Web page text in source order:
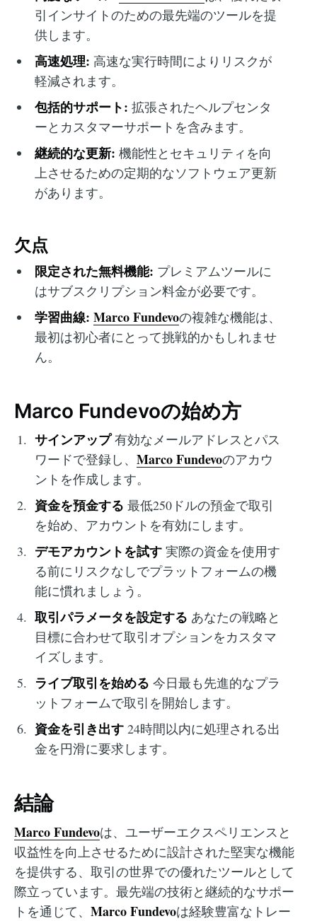
引インサイトのための最先端のツールを提
供します。
高速処理: 高速な実行時間によりリスクが
軽減されます。
包括的サポート: 拡張されたヘルプセンタ
ーとカスタマーサポートを含みます。
継続的な更新: 機能性とセキュリティを向
上させるための定期的なソフトウェア更新
があります。
欠点
限定された無料機能: プレミアムツールに
はサブスクリプション料金が必要です。
学習曲線: Marco Fundevoの複雑な機能は、
最初は初心者にとって挑戦的かもしれませ
ん。
Marco Fundevoの始め方
サインアップ有効なメールアドレスとパス
ワードで登録し、 Marco Fundevoのアカウ
ントを作成します。
資金を預金する 最低250ドルの預金で取引
を始め、アカウントを有効にします。
デモアカウントを試す実際の資金を使用す
る前にリスクなしでプラットフォームの機
能に慣れましょう。
取引パラメータを設定する あなたの戦略と
目標に合わせて取引オプションをカスタマ
イズします。
ライブ取引を始める 今日最も先進的なプラ
ットフォームで取引を開始します。
資金を引き出す24時間以内に処理される出
金を円滑に要求します。
結論
Marco Fundevoは、ユーザーエクスペリエンスと
収益性を向上させるために設計された堅実な機能
を提供する、取引の世界での優れたツールとして
際立っています。最先端の技術と継続的なサポー
トを通じて、 Marco Fundevoは経験豊富なトレー